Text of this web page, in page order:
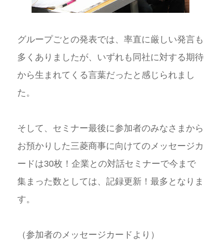
グループごとの発表では、率直に厳しい発言も
多くありましたが、いずれも同社に対する期待
から生まれてくる言葉だったと感じられまし
た。
そして、セミナー最後に参加者のみなさまから
お預かりした三菱商事に向けてのメッセージカ
ードは30枚！企業との対話セミナーで今まで
集まった数としては、記録更新！最多となりま
す。
（参加者のメッセージカードより）